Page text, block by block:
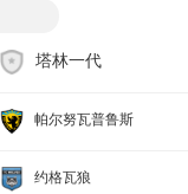
塔林一代
帕尔努瓦普鲁斯
约格瓦狼